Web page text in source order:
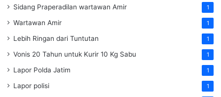
Sidang Praperadilan wartawan Amir 1
Wartawan Amir 1
Lebih Ringan dari Tuntutan 1
Vonis 20 Tahun untuk Kurir 10 Kg Sabu 1
Lapor Polda Jatim 1
Lapor polisi 1